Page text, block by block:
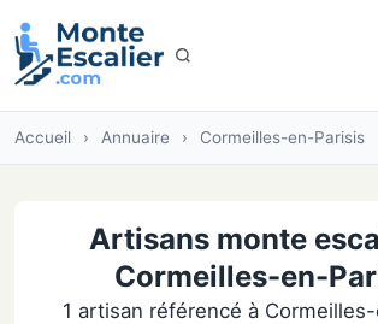
Accueil › Annuaire › Cormeilles-en-Parisis
Artisans monte
Cormeilles-en-
1 artisan référencé à